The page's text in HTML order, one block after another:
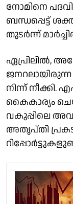
നോമിനെ
ബന്ധപ്പെട്ട്
തുടർന്ന്
ഏപ്രിലിൽ,
ജനറലായിരുന്ന
നിന്ന് നീക്കി.
കൈകാര്യം
വകുപ്പിലെ
അതൃപ്തി